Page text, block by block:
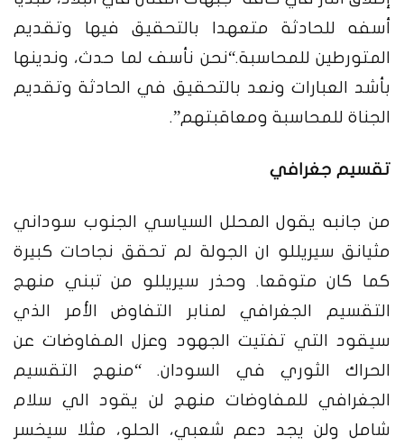
أسفه للحادثة متعهدا بالتحقيق فيها وتقديم
المتورطين للمحاسبة.“نحن نأسف لما حدث، وندينها
بأشد العبارات ونعد بالتحقيق في الحادثة وتقديم
الجناة للمحاسبة ومعاقبتهم”.
تقسيم جغرافي
من جانبه يقول المحلل السياسي الجنوب سوداني
مثيانق سيريللو ان الجولة لم تحقق نجاحات كبيرة
كما كان متوقعا. وحذر سيريللو من تبني منهج
التقسيم الجغرافي لمنابر التفاوض الأمر الذي
سيقود التي تفتيت الجهود وعزل المفاوضات عن
الحراك الثوري في السودان. “منهج التقسيم
الجغرافي للمفاوضات منهج لن يقود الي سلام
شامل ولن يجد دعم شعبي، الحلو، مثلا سيخسر